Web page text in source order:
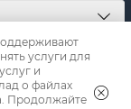
услуги для
и
о файлах
Продолжайте